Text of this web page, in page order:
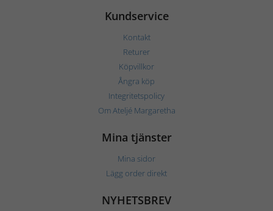
Kundservice
Kontakt
Returer
Köpvillkor
Ångra köp
Integritetspolicy
Om Ateljé Margaretha
Mina tjänster
Mina sidor
Lägg order direkt
NYHETSBREV